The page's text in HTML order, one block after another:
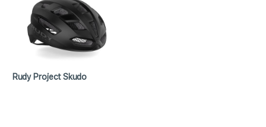
Rudy Project Skudo